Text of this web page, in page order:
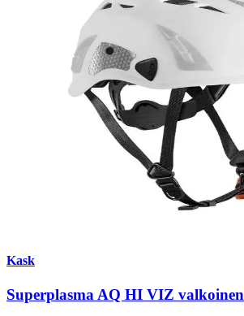
Kask
Superplasma AQ HI VIZ valkoinen